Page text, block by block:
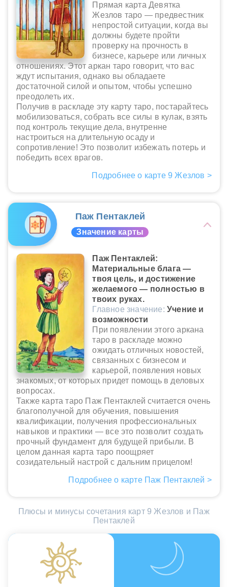
Прямая карта Девятка
Жезлов таро — предвестник
непростой ситуации, когда вы
должны будете пройти
проверку на прочность в
бизнесе, карьере или личных
отношениях. Этот аркан таро говорит, что вас
ждут испытания, однако вы обладаете
достаточной силой и опытом, чтобы успешно
преодолеть их.
Получив в раскладе эту карту таро, постарайтесь
мобилизоваться, собрать все силы в кулак, взять
под контроль текущие дела, внутренне
настроиться на длительную осаду и
сопротивление! Это позволит избежать потерь и
победить всех врагов.
Подробнее о карте 9 Жезлов >
Паж Пентаклей
Значение карты
Паж Пентаклей:
Материальные блага —
твоя цель, и достижение
желаемого — полностью в
твоих руках.
Главное значение: Учение и
возможности
При появлении этого аркана
таро в раскладе можно
ожидать отличных новостей,
связанных с бизнесом и
карьерой, появления новых
знакомых, от которых придет помощь в деловых
вопросах.
Также карта таро Паж Пентаклей считается очень
благополучной для обучения, повышения
квалификации, получения профессиональных
навыков и практики — все это позволит создать
прочный фундамент для будущей прибыли. В
целом данная карта таро поощряет
созидательный настрой с дальним прицелом!
Подробнее о карте Паж Пентаклей >
Плюсы и минусы сочетания карт 9 Жезлов и Паж
Пентаклей